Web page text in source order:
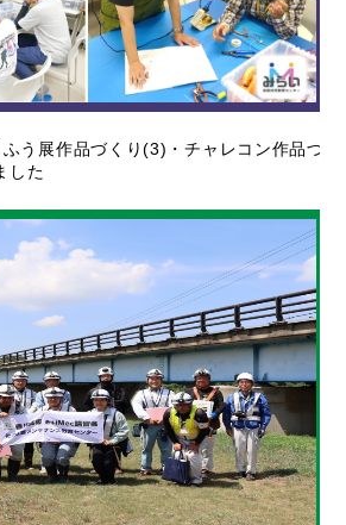
う展作品づくり(3)・チャレコン作品づ
した